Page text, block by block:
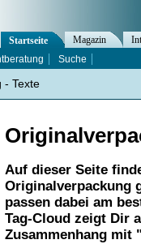
Auf dieser Seite
Originalverpackung
passen dabei am
Tag-Cloud zeigt Dir
Zusammenhang mit
Startseite Magazin
Suche
- Texte